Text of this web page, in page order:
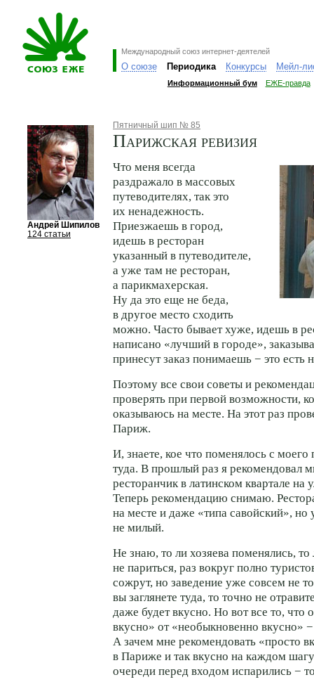
Международный союз интернет-деятелей
О союзе Периодика Конкурсы Мейл-
Информационный бум ЕЖЕ-правда
Андрей Шипилов
124 статьи
Пятничный шип № 85
Парижская ревизия
Что меня всегда
раздражало в массовых
путеводителях, так это
их ненадежность.
Приезжаешь в город,
идешь в ресторан
указанный в путеводителе,
а уже там не ресторан,
а парикмахерская.
Ну да это еще не беда,
в другое место сходить
можно. Часто бывает хуже, идешь в
написано «лучший в городе»,
принесут заказ понимаешь − это есть
Поэтому все свои советы и
проверять при первой возможности,
оказываюсь на месте. На этот раз
Париж.
И, знаете, кое что поменялось с моего
туда. В прошлый раз я рекомендовал
ресторанчик в латинском квартале на
Теперь рекомендацию снимаю.
на месте и даже «типа савойский»,
не милый.
Не знаю, то ли хозяева поменялись,
не париться, раз вокруг полно
сожрут, но заведение уже совсем не
вы заглянете туда, то точно не
даже будет вкусно. Но вот все то, что
вкусно» от «необыкновенно вкусно»
А зачем мне рекомендовать «просто
в Париже и так вкусно на каждом
очереди перед входом испарились −